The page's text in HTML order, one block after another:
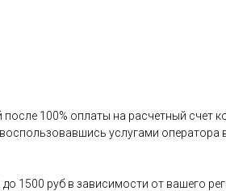
после 100% оплаты на расчетный
услугами оператора
1500 руб в зависимости от вашего